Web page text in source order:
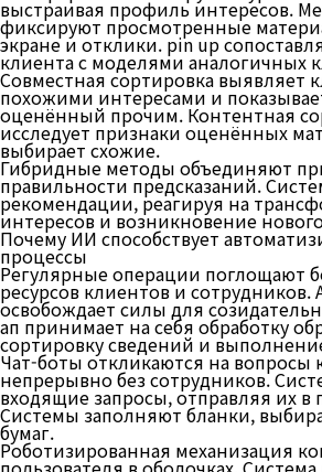
выстраивая профиль интересов.
фиксируют просмотренные
экране и отклики. pin up
клиента с моделями аналогичных
Совместная сортировка выявляет
похожими интересами и
оценённый прочим. Контентная
исследует признаки оценённых
выбирает схожие.
Гибридные методы объединяют
правильности предсказаний.
рекомендации, реагируя на
интересов и возникновение
Почему ИИ способствует
процессы
Регулярные операции поглощают
ресурсов клиентов и сотрудников.
освобождает силы для
ап принимает на себя обработку
сортировку сведений и
Чат-боты откликаются на вопросы
непрерывно без сотрудников.
входящие запросы, отправляя их в
Системы заполняют бланки,
бумаг.
Роботизированная механизация